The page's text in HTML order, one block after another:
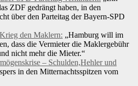
ZDF gedrängt haben, in den
über den Parteitag der Bayern-SPD
den Maklern: „Hamburg will im
dass die Vermieter die Maklergebühr
nicht mehr die Mieter.“
– Schulden,Hehler und
in den Mitternachtsspitzen vom